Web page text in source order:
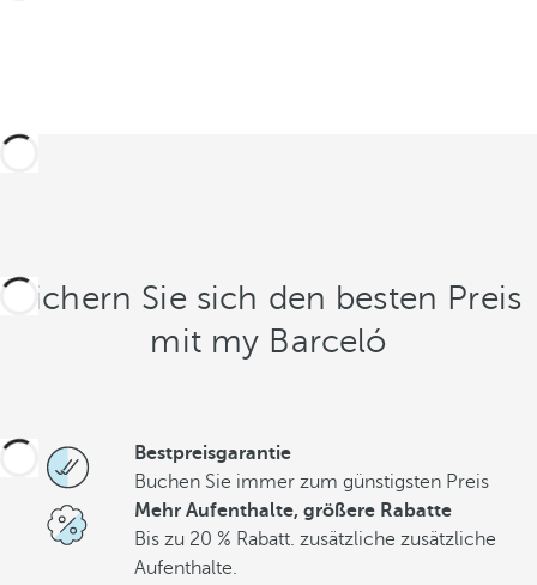
Sichern Sie sich den besten Preis
mit my Barceló
Bestpreisgarantie
Buchen Sie immer zum günstigsten Preis
Mehr Aufenthalte, größere Rabatte
Bis zu 20 % Rabatt. zusätzliche zusätzliche
Aufenthalte.